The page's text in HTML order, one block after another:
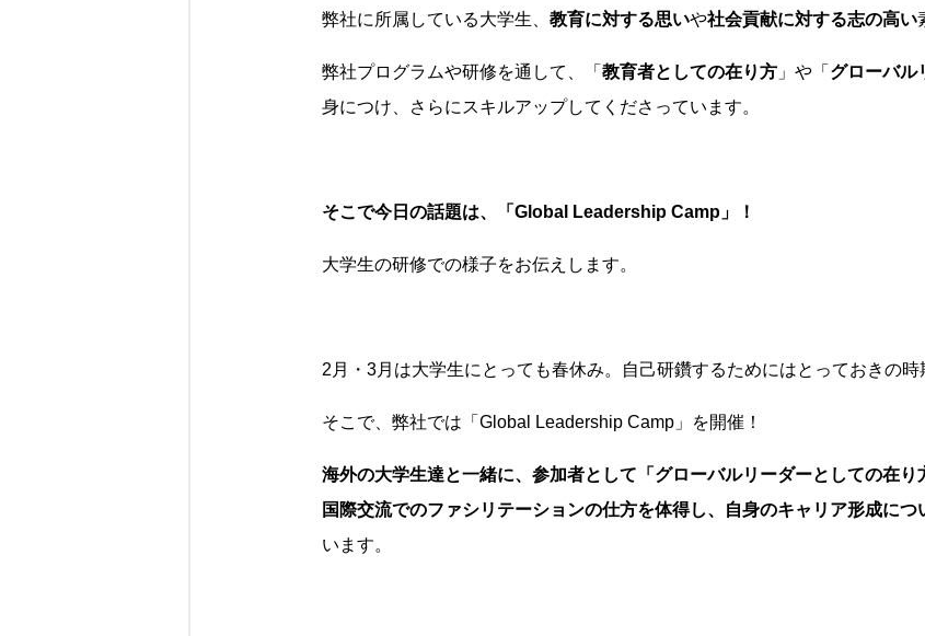
弊社に所属している大学生、 教育に対する思いや社会貢献に対する志の高い
弊社プログラムや研修を通して、「 教育者としての在り方 」や「 グローバル
身につけ、さらにスキルアップしてくださっています。
そこで今日の話題は、「Global Leadership Camp」！
大学生の研修での様子をお伝えします。
2月・3月は大学生にとっても春休み。自己研鑽するためにはとっておきの時
そこで、弊社では「Global Leadership Camp」を開催！
海外の大学生達と一緒に、参加者として「グローバルリーダーとしての在
国際交流でのファシリテーションの仕方を体得し、自身のキャリア形成につ
います。